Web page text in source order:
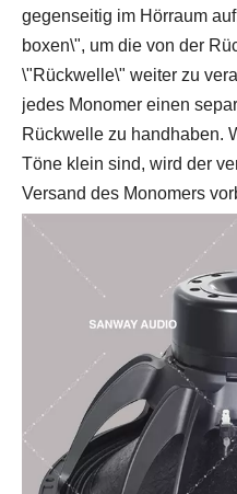
gegenseitig im Hörraum
boxen\", um die von der
\"Rückwelle\" weiter zu
jedes Monomer einen
Rückwelle zu handhaben.
Töne klein sind, wird der
Versand des Monomers